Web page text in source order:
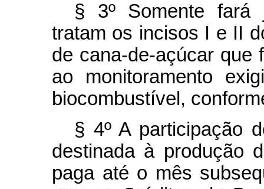
§ 3º Somente fará
tratam os incisos I e II
de cana-de-açúcar que
ao monitoramento
biocombustível,
§ 4º A participação
destinada à produção
paga até o mês